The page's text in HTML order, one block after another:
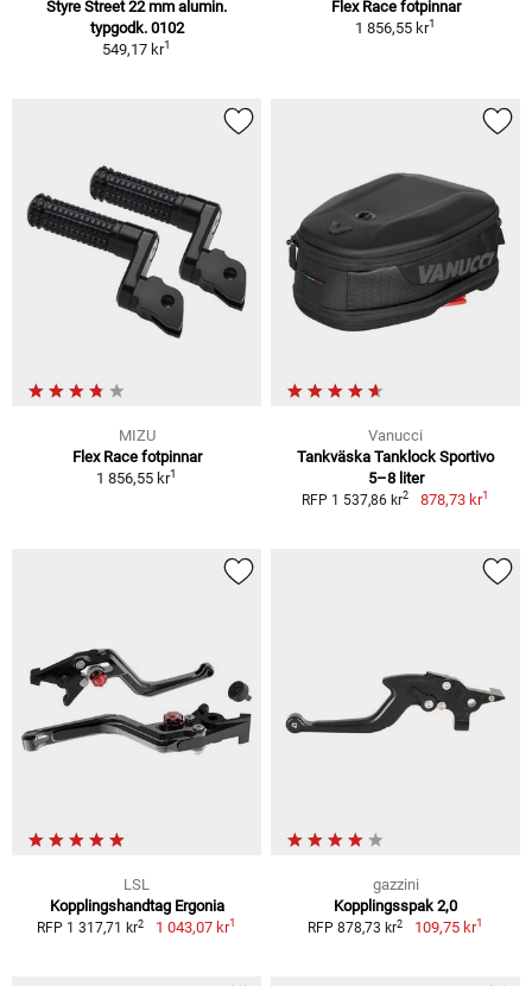
Styre Street 22 mm alumin.
typgodk. 0102
549,17 kr1
Flex Race fotpinnar
1 856,55 kr1
MIZU
Flex Race fotpinnar
1 856,55 kr1
Vanucci
Tankväska Tanklock Sportivo
5–8 liter
RFP 1 537,86 kr2 878,73 kr1
LSL
Kopplingshandtag Ergonia
RFP 1 317,71 kr2 1 043,07 kr1
gazzini
Kopplingsspak 2,0
RFP 878,73 kr2 109,75 kr1